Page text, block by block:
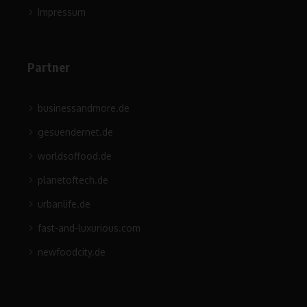
Impressum
Partner
businessandmore.de
gesuendernet.de
worldsoffood.de
planetoftech.de
urbanlife.de
fast-and-luxurious.com
newfoodcity.de